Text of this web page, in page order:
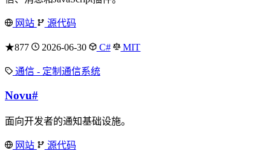
网站 源代码
★877 2026-06-30 C# MIT
通信 - 定制通信系统
Novu#
面向开发者的通知基础设施。
网站 源代码